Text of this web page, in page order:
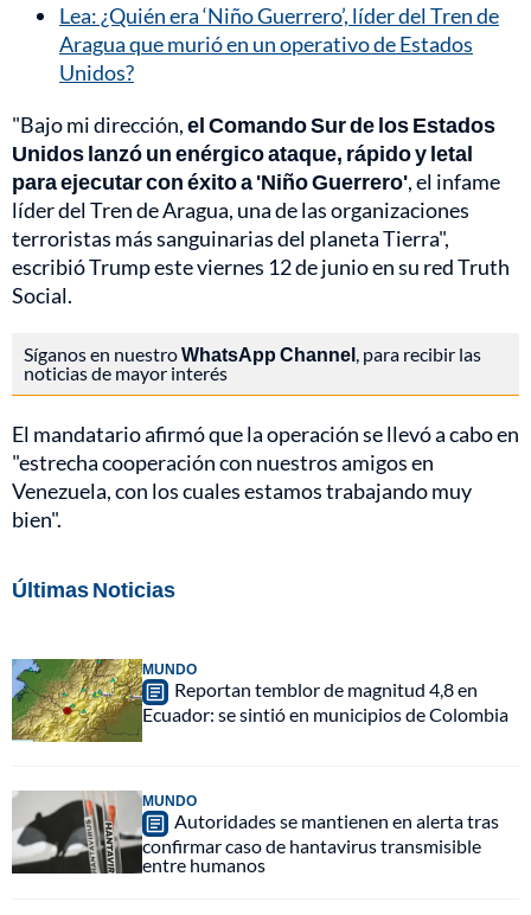
Lea: ¿Quién era ‘Niño Guerrero’, líder del Tren de
Aragua que murió en un operativo de Estados
Unidos?
"Bajo mi dirección,el Comando Sur de los Estados
Unidos lanzó un enérgico ataque, rápido y letal
para ejecutar con éxito a 'Niño Guerrero', el infame
líder del Tren de Aragua, una de las organizaciones
terroristas más sanguinarias del planeta Tierra",
escribió Trump este viernes 12 de junio en su red Truth
Social.
Síganos en nuestroWhatsApp Channel , para recibir las
noticias de mayor interés
El mandatario afirmó que la operación se llevó a cabo en
"estrecha cooperación con nuestros amigos en
Venezuela, con los cuales estamos trabajando muy
bien".
Últimas Noticias
MUNDO
Reportan temblor de magnitud 4,8 en
Ecuador: se sintió en municipios de Colombia
MUNDO
Autoridades se mantienen en alerta tras
confirmar caso de hantavirus transmisible
entre humanos